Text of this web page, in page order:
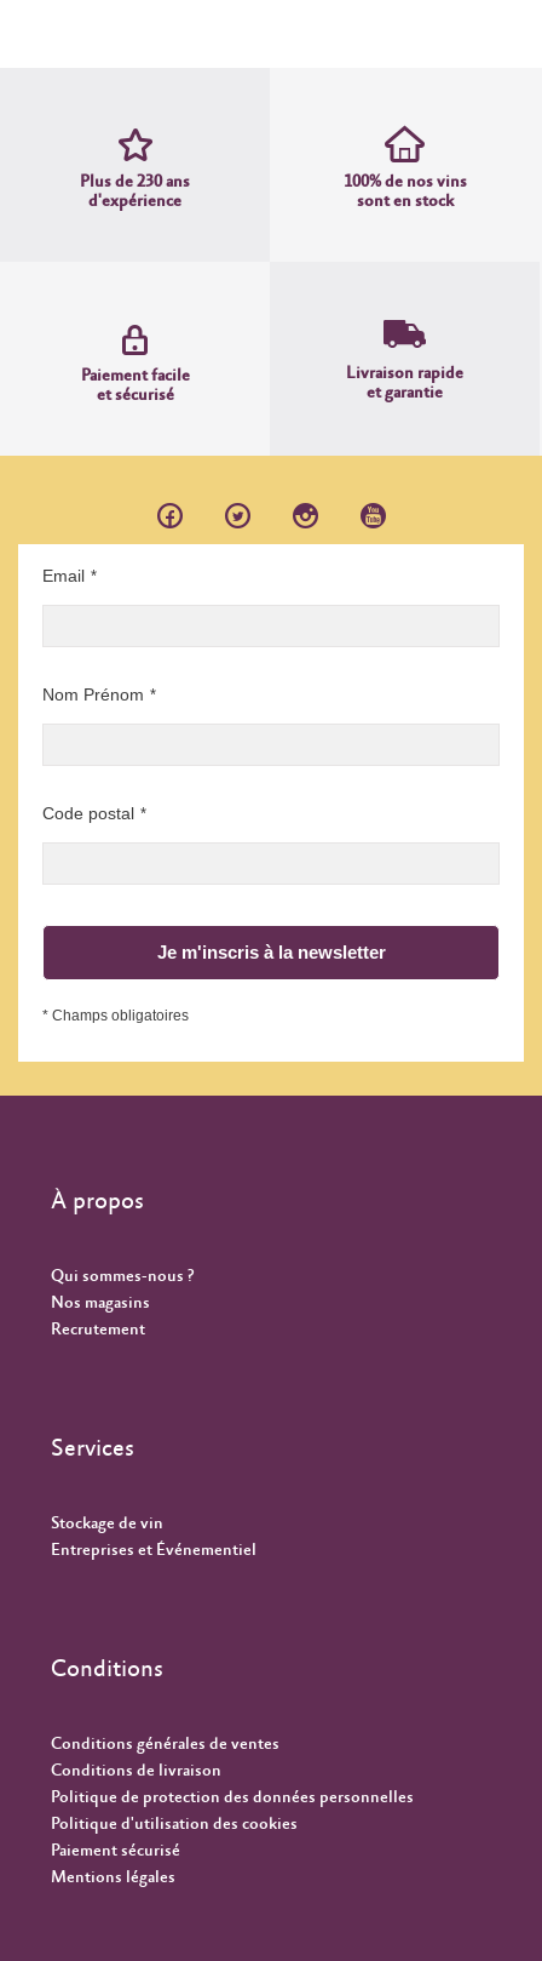
Plus de 230 ans
d'expérience
100% de nos vins
sont en stock
Paiement facile
et sécurisé
Livraison rapide
et garantie
Email *
Nom Prénom *
Code postal *
Je m'inscris à la newsletter
* Champs obligatoires
À propos
Qui sommes-nous ?
Nos magasins
Recrutement
Services
Stockage de vin
Entreprises et Événementiel
Conditions
Conditions générales de ventes
Conditions de livraison
Politique de protection des données personnelles
Politique d'utilisation des cookies
Paiement sécurisé
Mentions légales